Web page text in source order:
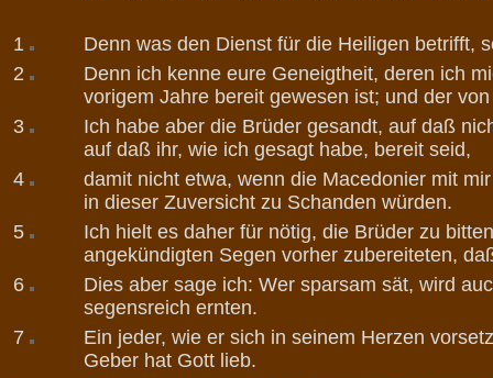
1
Denn was den Dienst für die Heiligen betrifft,
2
Denn ich kenne eure Geneigtheit, deren ich
vorigem Jahre bereit gewesen ist; und der
3
Ich habe aber die Brüder gesandt, auf daß
auf daß ihr, wie ich gesagt habe, bereit seid,
4
damit nicht etwa, wenn die Macedonier mit
in dieser Zuversicht zu Schanden würden.
5
Ich hielt es daher für nötig, die Brüder zu
angekündigten Segen vorher zubereiteten,
6
Dies aber sage ich: Wer sparsam sät, wird
segensreich ernten.
7
Ein jeder, wie er sich in seinem Herzen
Geber hat Gott lieb.